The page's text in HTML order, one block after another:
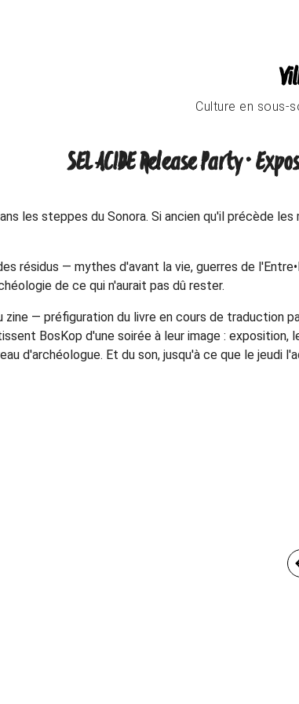
Culture en sous-
SEL ACIDE Release Party ·
les steppes du Sonora. Si ancien qu'il précède
résidus — mythes d'avant la vie, guerres de
de ce qui n'aurait pas dû rester.
zine — préfiguration du livre en cours de traduction
BosKop d'une soirée à leur image : exposition,
d'archéologue. Et du son, jusqu'à ce que le jeudi